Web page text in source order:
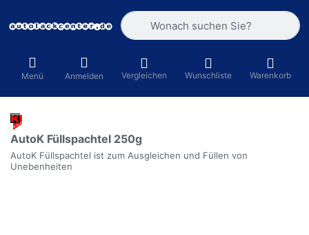
Geben Sie einen Suchbegriff ein.
Menü Anmelden Vergleichen Wunschliste Warenkorb
AutoK Füllspachtel 250g
AutoK Füllspachtel ist zum Ausgleichen und Füllen von
Unebenheiten